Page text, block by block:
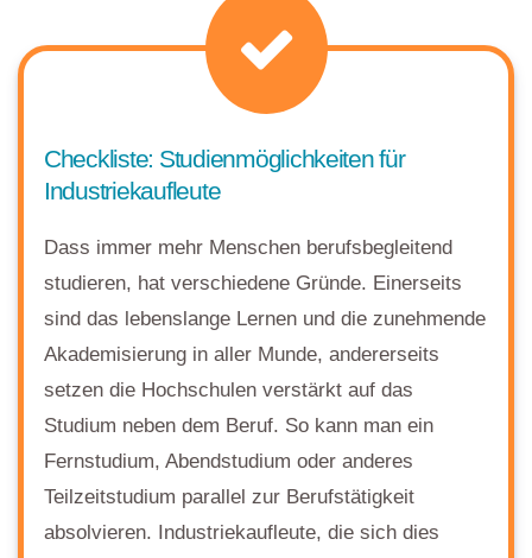
Checkliste: Studienmöglichkeiten für
Industriekaufleute
Dass immer mehr Menschen berufsbegleitend
studieren, hat verschiedene Gründe. Einerseits
sind das lebenslange Lernen und die zunehmende
Akademisierung in aller Munde, andererseits
setzen die Hochschulen verstärkt auf das
Studium neben dem Beruf. So kann man ein
Fernstudium, Abendstudium oder anderes
Teilzeitstudium parallel zur Berufstätigkeit
absolvieren. Industriekaufleute, die sich dies